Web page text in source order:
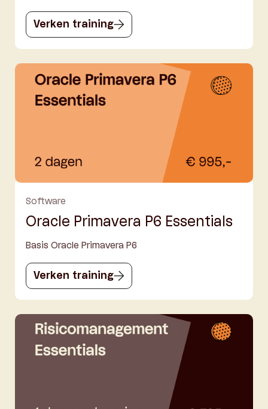
Verken training
Software
Oracle Primavera P6 Essentials
Basis Oracle Primavera P6
Verken training